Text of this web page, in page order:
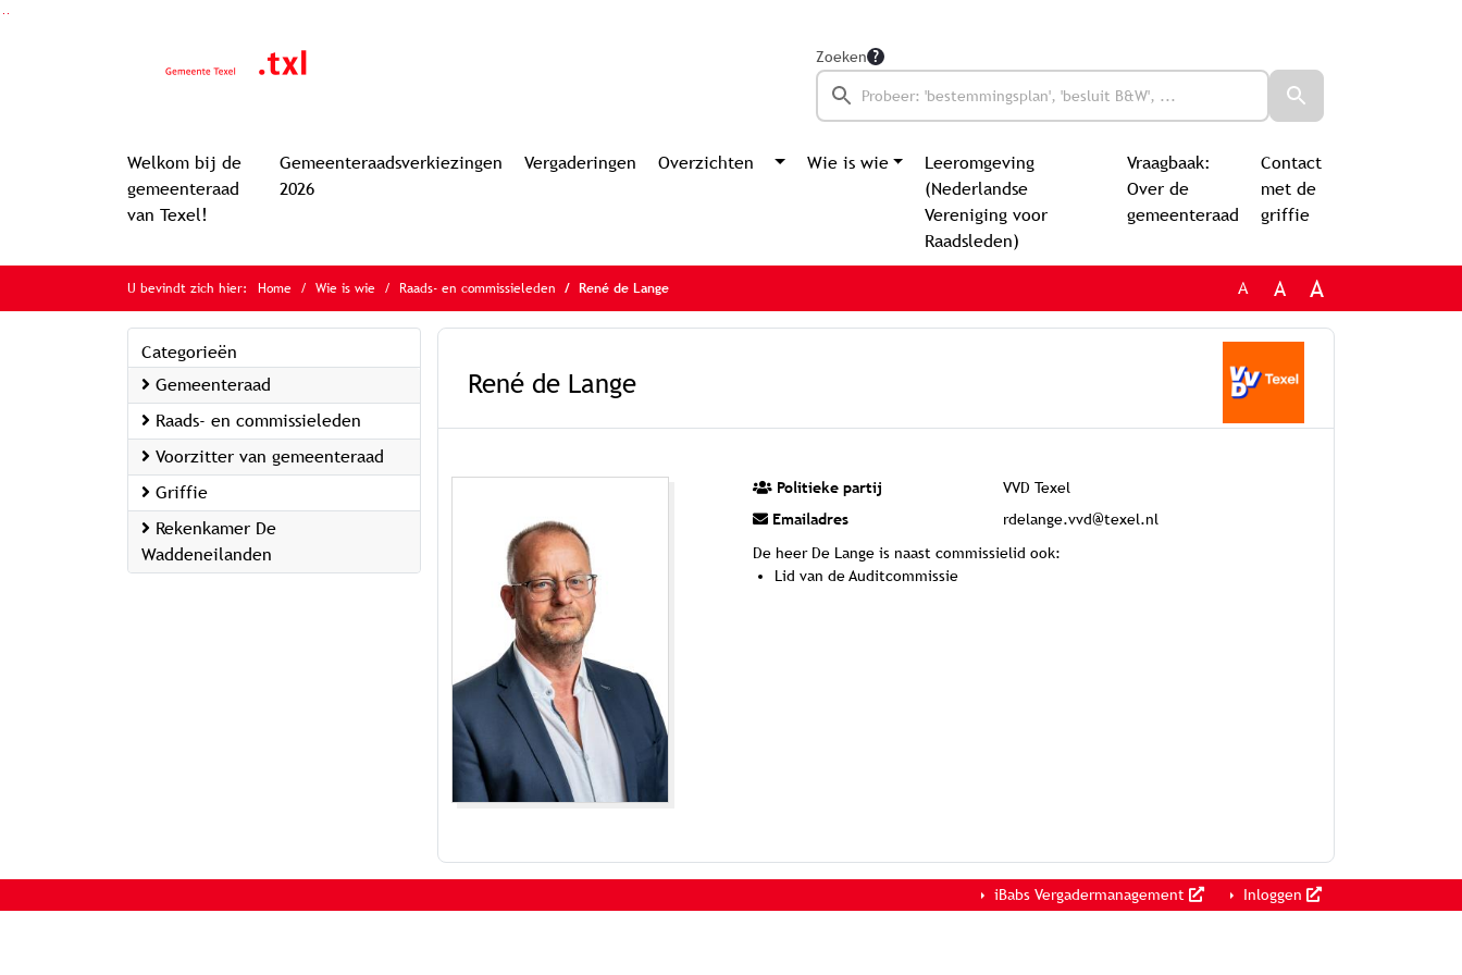
Zoeken
Welkom bij de
gemeenteraad
van Texel!
Gemeenteraadsverkiezingen
2026
Vergaderingen Overzichten Wie is wie
Leeromgeving
(Nederlandse
Vereniging voor
Raadsleden)
Vraagbaak:
Over de
gemeenteraad
Contact
met de
griffie
U bevindt zich hier: Home Wie is wie Raads- en commissieleden René de Lange A A A
Categorieën
Gemeenteraad
Raads- en commissieleden
Voorzitter van gemeenteraad
Griffie
Rekenkamer De
Waddeneilanden
René de Lange
Politieke partij
VVD Texel
Emailadres
rdelange.vvd@texel.nl
De heer De Lange is naast commissielid ook:
Lid van de Auditcommissie
iBabs Vergadermanagement Inloggen